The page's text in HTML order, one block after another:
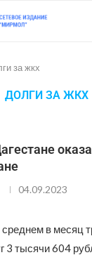
за жкх
ДОЛГИ ЗА ЖКХ
04.09.2023
в месяц
3 тысячи 604